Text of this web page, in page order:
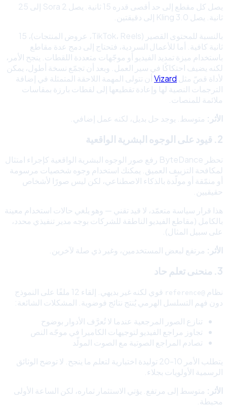
يصل كل مقطع إلى حد أقصى قدره 15 ثانية. يصل Sora 2 إلى 25
ثانية. يصل Kling 3.0 إلى دقيقتين.
بالنسبة للمحتوى القصير (TikTok، Reels، عروض المنتجات)، 15
ثانية كافية. أما للأعمال السردية، فتحتاج إلى دمج عدة مقاطع
باستخدام ميزة تمديد الفيديو أو موجّهات متعددة اللقطات. ينجح الأمر،
لكنه يضيف احتكاكًا في سير العمل. وبعد أن تجمّع نسخة أطول، يمكن
لأداة قصّ مثل
Vizardأن تتولى المهمة اللاحقة المتمثلة في إضافة
الترجمات النصية لها وإعادة تقطيعها إلى لقطات بارزة بمقاسات
ملائمة للمنصات.
الأثر: متوسط. يوجد حل بديل، لكنه عمل إضافي.
2. قيود على الوجوه البشرية الواقعية
تحظر ByteDance رفع صور الوجوه البشرية الواقعية كإجراء امتثال
لمكافحة التزييف العميق. يمكنك استخدام وجوه شخصيات مرسومة
أو منمّقة أو مولّدة بالذكاء الاصطناعي، لكن ليس صورًا لأشخاص
حقيقيين.
هذا قرار سياسة متعمّد، لا قيد تقني — وهو يلغي حالات استخدام معينة
بالكامل (مقاطع الفيديو الناطقة للشركات بوجه مدير تنفيذي محدد،
على سبيل المثال).
الأثر: مرتفع لبعض المستخدمين، وغير ذي صلة لآخرين.
3. منحنى تعلم حاد
نظام@reference
قوي لكنه غير بديهي. إلقاء 12 ملفًا على النموذج
دون فهم التسلسل الهرمي يُنتج نتائج فوضوية. المشكلات الشائعة:
تنازع الصور المرجعية عندما لا تُعرَّف الأدوار بوضوح
تجاوز مراجع الفيديو لتوجيهات الكاميرا في موجّه النص
تصادم المراجع الصوتية مع الصوت المولّد
يتطلب الأمر 10-20 توليدة اختبارية لتعلم ما ينجح. لا توضح الوثائق
الرسمية الأولويات بجلاء.
الأثر: متوسط إلى مرتفع. يؤتي الاستثمار ثماره، لكن الساعة الأولى
محبطة.